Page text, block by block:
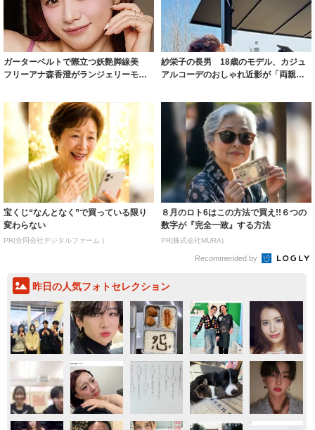
ガーターベルトで際立つ妖艶脚線美
フリーアナ森香澄がランジェリーモデ
紗栄子の長男 18歳のモデル、カジュ
アルコーデのおしゃれ近影が「両親の
宝くじ“なんとなく”で買っている限り
変わらない
PR(合同会社デジタルファーム )
８月のロト6はこの方法で買え!!６つの
数字が『完全一致』する方法
PR(株式会社MURA)
Recommended by
昨日の人気フォトセレクション